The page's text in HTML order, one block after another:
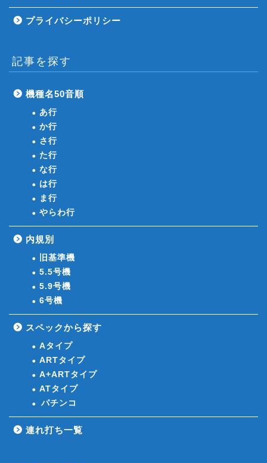
プライバシーポリシー
記事を探す
機種名50音順
あ行
か行
さ行
た行
な行
は行
ま行
やらわ行
内規別
旧基準機
5.5号機
5.9号機
6号機
スペックから探す
Aタイプ
ARTタイプ
A+ARTタイプ
ATタイプ
パチンコ
連れ打ち一覧